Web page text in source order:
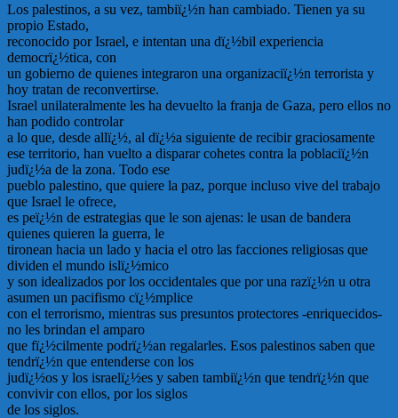
Los palestinos, a su vez, tambiï¿½n han cambiado. Tienen ya su
propio Estado,
reconocido por Israel, e intentan una dï¿½bil experiencia
democrï¿½tica, con
un gobierno de quienes integraron una organizaciï¿½n terrorista y
hoy tratan de reconvertirse.
Israel unilateralmente les ha devuelto la franja de Gaza, pero ellos no
han podido controlar
a lo que, desde allï¿½, al dï¿½a siguiente de recibir graciosamente
ese territorio, han vuelto a disparar cohetes contra la poblaciï¿½n
judï¿½a de la zona. Todo ese
pueblo palestino, que quiere la paz, porque incluso vive del trabajo
que Israel le ofrece,
es peï¿½n de estrategias que le son ajenas: le usan de bandera
quienes quieren la guerra, le
tironean hacia un lado y hacia el otro las facciones religiosas que
dividen el mundo islï¿½mico
y son idealizados por los occidentales que por una razï¿½n u otra
asumen un pacifismo cï¿½mplice
con el terrorismo, mientras sus presuntos protectores -enriquecidos-
no les brindan el amparo
que fï¿½cilmente podrï¿½an regalarles. Esos palestinos saben que
tendrï¿½n que entenderse con los
judï¿½os y los israelï¿½es y saben tambiï¿½n que tendrï¿½n que
convivir con ellos, por los siglos
de los siglos.